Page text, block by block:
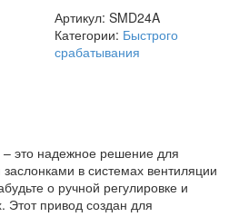
Артикул: SMD24A
Категории: Быстрого
срабатывания
это надежное решение для
в системах вентиляции
о ручной регулировке и
привод создан для